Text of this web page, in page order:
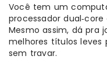
Você tem um
processador
Mesmo assim, dá pra
melhores títulos leves
sem travar.